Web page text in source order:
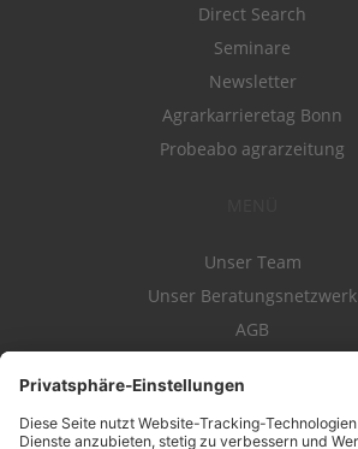
Direct Search
Seminare
Newsletter
Agrarkarrieretag Bonn
Probeabo agrarzeitung
Unser Team
Unser Beratungsnetzwerk
AGB
Datenschutz
Impressum